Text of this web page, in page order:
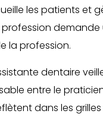
les patients et
profession
la profession.
dentaire
entre le
dans les